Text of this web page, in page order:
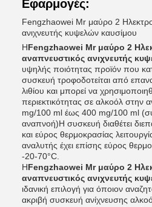
Εφαρμογές:
Fengzhaowei Mr μαύρο 2
ανιχνευτής κυψελών καυσίμου
ΗFengzhaowei Mr μαύρο 2
αναπνευστικός ανιχνευτής
υψηλής ποιότητας προϊόν που
συσκευή τροφοδοτείται από
λιθίου και μπορεί να
περιεκτικότητας σε αλκοόλ
mg/100 ml έως 400 mg/100 ml
αναπνοή)Η συσκευή διαθέτει
και εύρος θερμοκρασίας
αναλυτής έχει επίσης εύρος
-20-70°C.
ΗFengzhaowei Mr μαύρο 2
αναπνευστικός ανιχνευτής
ιδανική επιλογή για όποιον
ακριβή συσκευή ανίχνευσης